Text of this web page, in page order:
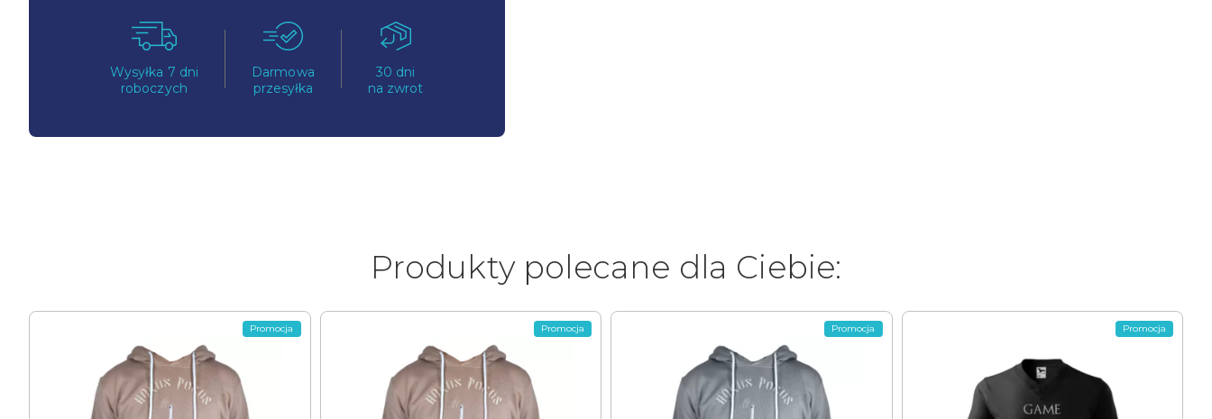
Wysyłka 7 dni
roboczych
Darmowa
przesyłka
30 dni
na zwrot
Produkty polecane dla Ciebie:
Promocja Promocja Promocja Promocja